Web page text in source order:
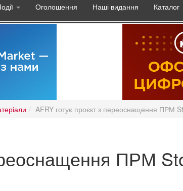
Оголошення Наші видання Каталог
AFRY готує проєкт з переоснащення ПРМ
ПРМ